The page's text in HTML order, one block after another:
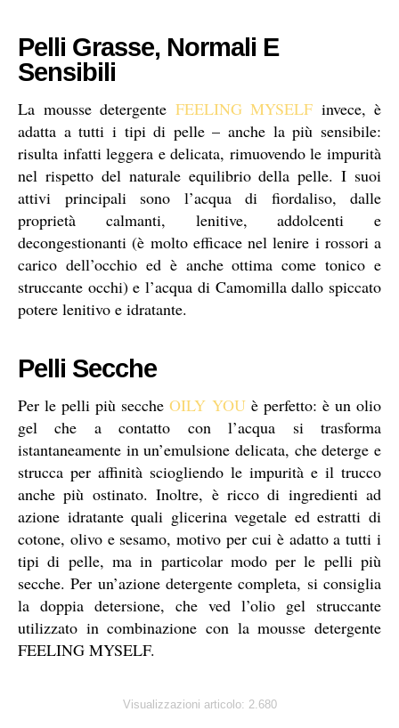
Pelli Grasse, Normali E
Sensibili
La mousse detergente FEELING MYSELF invece, è
adatta a tutti i tipi di pelle – anche la più sensibile:
risulta infatti leggera e delicata, rimuovendo le impurità
nel rispetto del naturale equilibrio della pelle. I suoi
attivi principali sono l’acqua di fiordaliso, dalle
proprietà calmanti, lenitive, addolcenti e
decongestionanti (è molto efficace nel lenire i rossori a
carico dell’occhio ed è anche ottima come tonico e
struccante occhi) e l’acqua di Camomilla dallo spiccato
potere lenitivo e idratante.
Pelli Secche
Per le pelli più seccheOILY YOUè perfetto: è un olio
gel che a contatto con l’acqua si trasforma
istantaneamente in un’emulsione delicata, che deterge e
strucca per affinità sciogliendo le impurità e il trucco
anche più ostinato. Inoltre, è ricco di ingredienti ad
azione idratante quali glicerina vegetale ed estratti di
cotone, olivo e sesamo, motivo per cui è adatto a tutti i
tipi di pelle, ma in particolar modo per le pelli più
secche. Per un’azione detergente completa, si consiglia
la doppia detersione, che ved l’olio gel struccante
utilizzato in combinazione con la mousse detergente
FEELING MYSELF.
Visualizzazioni articolo: 2.680